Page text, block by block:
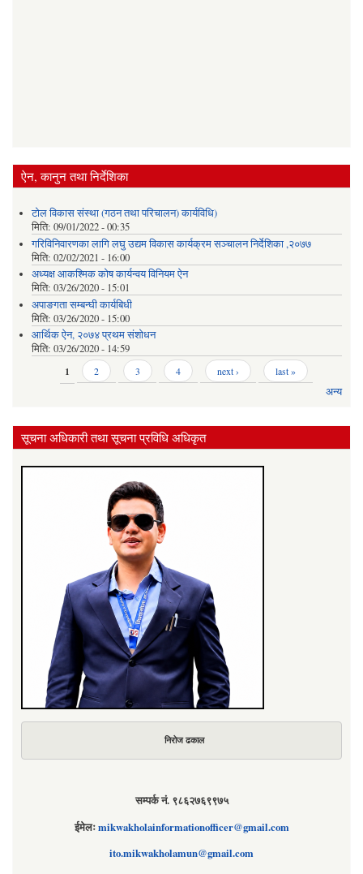
ऐन, कानुन तथा निर्देशिका
टोल विकास संस्था (गठन तथा परिचालन) कार्यविधि)
मिति: 09/01/2022 - 00:35
गरिविनिवारणका लागि लघु उद्यम विकास कार्यक्रम सञ्चालन निर्देशिका ,२०७७
मिति: 02/02/2021 - 16:00
अध्यक्ष आकश्मिक कोष कार्यन्वय विनियम ऐन
मिति: 03/26/2020 - 15:01
अपाङगता सम्बन्घी कार्यबिधी
मिति: 03/26/2020 - 15:00
आर्थिक ऐन, २०७४ प्रथम संशोधन
मिति: 03/26/2020 - 14:59
1 2 3 4 next › last »
अन्य
सूचना अधिकारी तथा सूचना प्रविधि अधिकृत
निरोज ढकाल
सम्पर्क नं. ९८६२७६९९७५
ईमेलःmikwakholainformationofficer@gmail.com
ito.mikwakholamun@gmail.com